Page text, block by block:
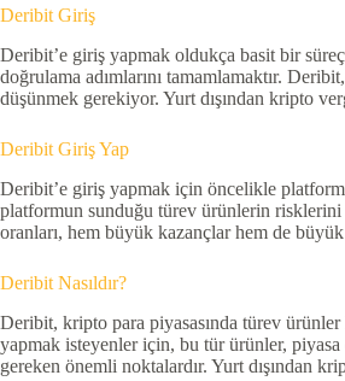
Deribit Giriş
Deribit’e giriş yapmak oldukça basit bir
doğrulama adımlarını tamamlamaktır.
düşünmek gerekiyor. Yurt dışından kripto
Deribit Giriş Yap
Deribit’e giriş yapmak için öncelikle
platformun sunduğu türev ürünlerin
oranları, hem büyük kazançlar hem de
Deribit Nasıldır?
Deribit, kripto para piyasasında türev
yapmak isteyenler için, bu tür ürünler,
gereken önemli noktalardır. Yurt dışından